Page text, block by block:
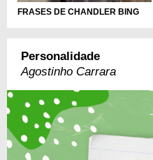
FRASES DE CHANDLER BING
Personalidade
Agostinho Carrara